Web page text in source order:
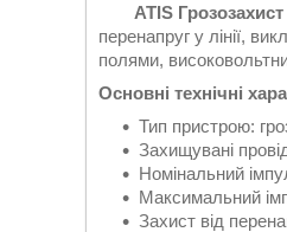
ATIS
перенапруг у лінії,
полями,
Основні технічні
Тип пристрою:
Захищувані
Номінальний
Максимальний
Захист від